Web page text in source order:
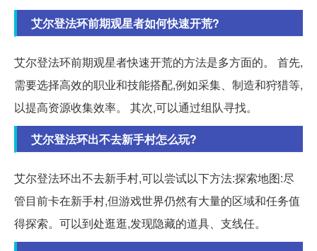
艾尔登法环前期观星者如何快速开荒?
艾尔登法环前期观星者快速开荒的方法是多方面的。 首先,
需要选择高效的职业和技能搭配,例如采集、制造和狩猎等,
以提高资源收集效率。 其次,可以通过组队寻找。
艾尔登法环出不去新手村怎么玩?
艾尔登法环出不去新手村,可以尝试以下方法:探索地图:尽
管目前卡在新手村,但游戏世界仍然有大量的区域和任务值
得探索。可以到处逛逛,发现隐藏的道具、支线任。